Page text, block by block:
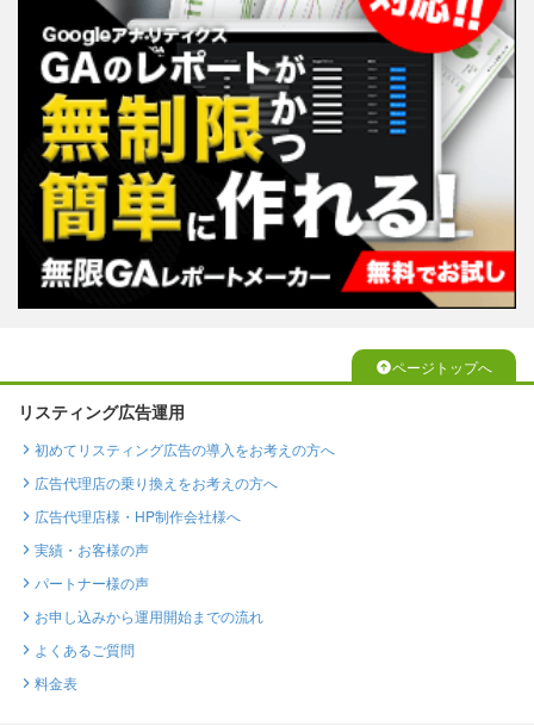
ページトップへ
リスティング広告運用
初めてリスティング広告の導入をお考えの方へ
広告代理店の乗り換えをお考えの方へ
広告代理店様・HP制作会社様へ
実績・お客様の声
パートナー様の声
お申し込みから運用開始までの流れ
よくあるご質問
料金表